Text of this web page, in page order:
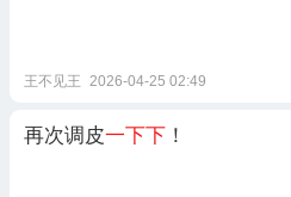
王不见王 2026-04-25 02:49
再次调皮一下下 ！